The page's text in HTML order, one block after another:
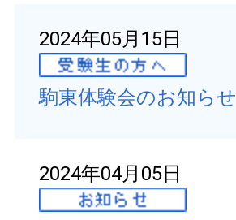
2024年05月15日
駒東体験会のお知らせ
2024年04月05日